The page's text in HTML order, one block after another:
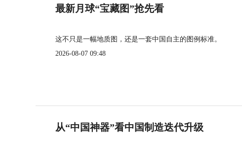
最新月球“宝藏图”抢先看
这不只是一幅地质图，还是一套中国自主的图例标准。
2026-08-07 09:48
从“中国神器”看中国制造迭代升级